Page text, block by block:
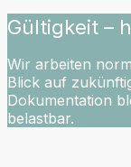
Gültigkeit –
Wir arbeiten
Blick auf
Dokumentation
belastbar.